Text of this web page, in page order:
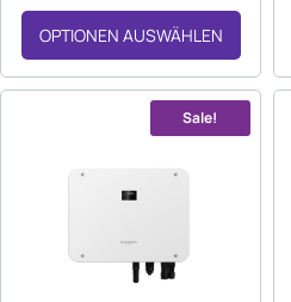
OPTIONEN AUSWÄHLEN
Sale!